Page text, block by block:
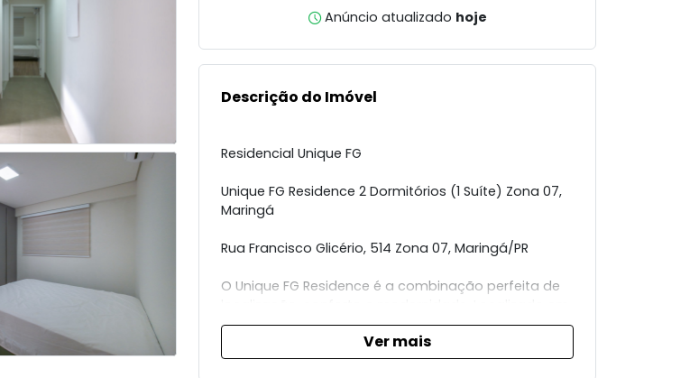
Anúncio atualizado hoje
Descrição do Imóvel
Residencial Unique FG
Unique FG Residence 2 Dormitórios (1 Suíte) Zona 07,
Maringá
Rua Francisco Glicério, 514 Zona 07, Maringá/PR
O Unique FG Residence é a combinação perfeita de
uma das regiões mais valorizadas de Maringá,
próximo a universidades, supermercados,
restaurantes e ao centro da cidade.
Ver mais